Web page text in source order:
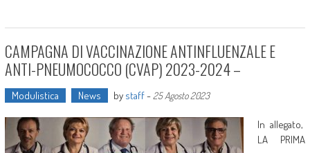
CAMPAGNA DI VACCINAZIONE ANTINFLUENZALE E
ANTI-PNEUMOCOCCO (CVAP) 2023-2024 –
Modulistica News by staff- 25 Agosto 2023
In allegato,
LA PRIMA